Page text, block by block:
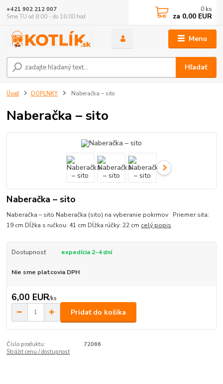
Menu
Hľadať
+421 902 212 007
Sme TU od 8:00 - do 16:00 hod
0 ks
za 0,00 EUR
Úvod DOPLNKY Naberačka – sito
Naberačka – sito
Naberačka – sito
Naberačka – sito Naberačka (sito) na vyberanie pokrmov Priemer sita:
19 cm Dĺžka s ručkou: 41 cm Dĺžka rúčky: 22 cm celý popis
Dostupnosť expedícia 2-4 dní
Nie sme platcovia DPH
6,00 EUR/ks
Pridať do košíka
Číslo produktu:
72066
Strážiť cenu / dostupnosť